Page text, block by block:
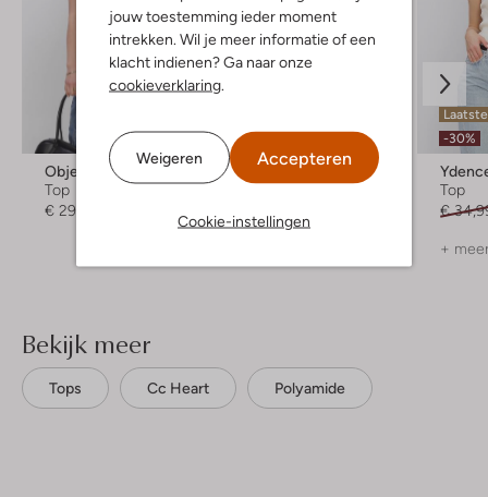
jouw toestemming ieder moment
intrekken. Wil je meer informatie of een
klacht indienen? Ga naar onze
cookieverklaring.
Weigeren Accepteren
Cookie-instellingen
Object
Top
€ 29,99
Modström
Top
-30%
Top
€
+
Bekijk meer
Tops Cc Heart Polyamide